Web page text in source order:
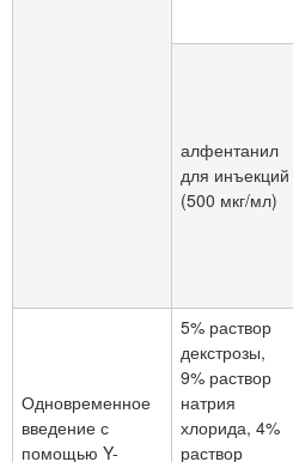
алфентанил
для инъекций
(500 мкг/мл)
Одновременное
введение с
помощью Y-
5% раствор
декстрозы,
9% раствор
натрия
хлорида, 4%
раствор